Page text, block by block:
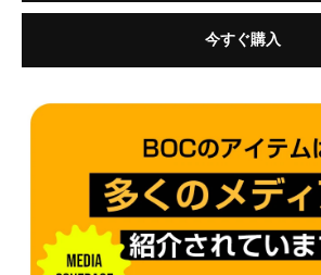
今すぐ購入